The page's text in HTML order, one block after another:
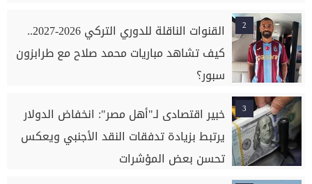
2
القنوات الناقلة للدوري التركي 2026-2027..
كيف تشاهد مباريات محمد صلاح مع طرابزون
سبور؟
3
خبير اقتصادى لـ"أهل مصر": انخفاض الدولار
يرتبط بزيادة تدفقات النقد الأجنبي ويعكس
تحسن بعض المؤشرات